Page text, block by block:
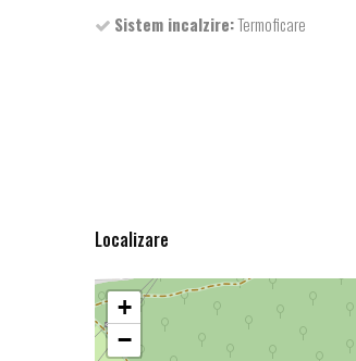
Sistem incalzire:Termoficare
Localizare
+
−